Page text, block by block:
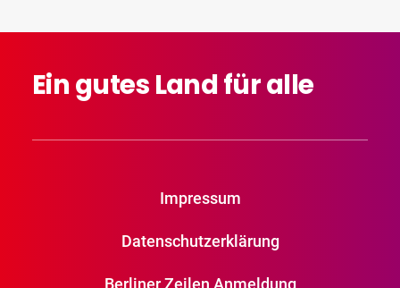
EingutesLandfüralle
Impressum
Datenschutzerklärung
Berliner Zeilen Anmeldung